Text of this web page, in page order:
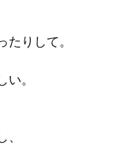
たりして。
い。
、